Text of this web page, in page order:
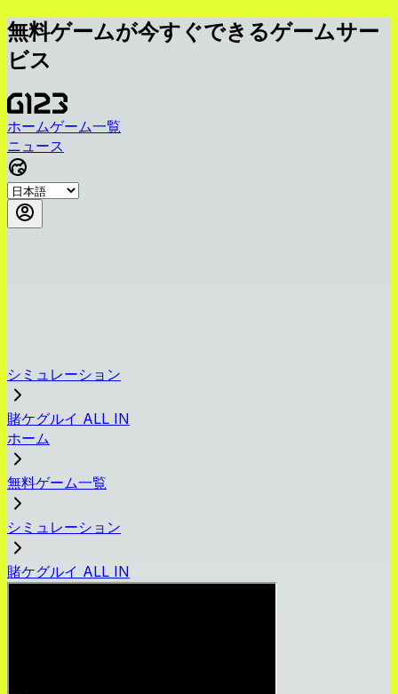
無料ゲームが今すぐできるゲームサー
ビス
ホームゲーム一覧
ニュース
シミュレーション
賭ケグルイ ALL IN
ホーム
無料ゲーム一覧
シミュレーション
賭ケグルイ ALL IN